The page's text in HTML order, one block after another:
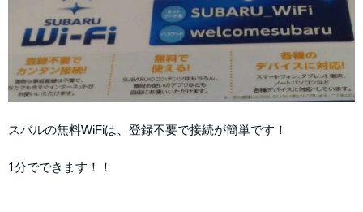
スバルの無料WiFiは、登録不要で接続が簡単です！
1分でできます！！